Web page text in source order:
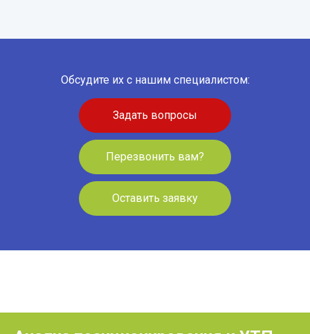
Обсудите их с нашим специалистом:
Задать вопросы
Перезвонить вам?
Оставить заявку